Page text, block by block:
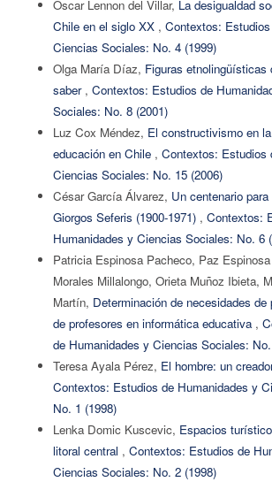
Oscar Lennon del Villar, La desigualdad
Chile en el siglo XX , Contextos:
Ciencias Sociales: No. 4 (1999)
Olga María Díaz, Figuras etnolingüísticas
saber , Contextos: Estudios de
Sociales: No. 8 (2001)
Luz Cox Méndez, El constructivismo en
educación en Chile , Contextos: Estudios
Ciencias Sociales: No. 15 (2006)
César García Álvarez, Un centenario
Giorgos Seferis (1900-1971) , Contextos:
Humanidades y Ciencias Sociales: No. 6
Patricia Espinosa Pacheco, Paz
Morales Millalongo, Orieta Muñoz Ibieta,
Martín, Determinación de necesidades de
de profesores en informática educativa ,
de Humanidades y Ciencias Sociales:
Teresa Ayala Pérez, El hombre: un
Contextos: Estudios de Humanidades y
No. 1 (1998)
Lenka Domic Kuscevic, Espacios
litoral central , Contextos: Estudios de
Ciencias Sociales: No. 2 (1998)